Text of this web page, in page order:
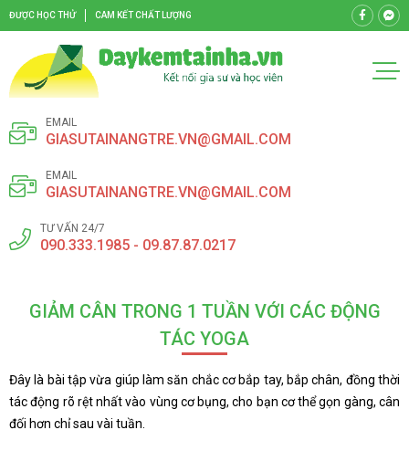
ĐƯỢC HỌC THỬ CAM KẾT CHẤT LƯỢNG
EMAIL
GIASUTAINANGTRE.VN@GMAIL.COM
EMAIL
GIASUTAINANGTRE.VN@GMAIL.COM
TƯ VẤN 24/7
090.333.1985 - 09.87.87.0217
GIẢM CÂN TRONG 1 TUẦN VỚI CÁC ĐỘNG
TÁC YOGA
Đây là bài tập vừa giúp làm săn chắc cơ bắp tay, bắp chân, đồng thời
tác động rõ rệt nhất vào vùng cơ bụng, cho bạn cơ thể gọn gàng, cân
đối hơn chỉ sau vài tuần.